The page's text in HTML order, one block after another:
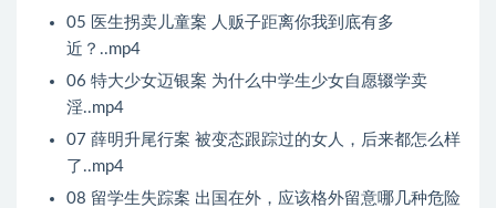
05 医生拐卖儿童案 人贩子距离你我到底有多
近？..mp4
06 特大少女迈银案 为什么中学生少女自愿辍学卖
淫..mp4
07 薛明升尾行案 被变态跟踪过的女人，后来都怎么样
了..mp4
08 留学生失踪案 出国在外，应该格外留意哪几种危险